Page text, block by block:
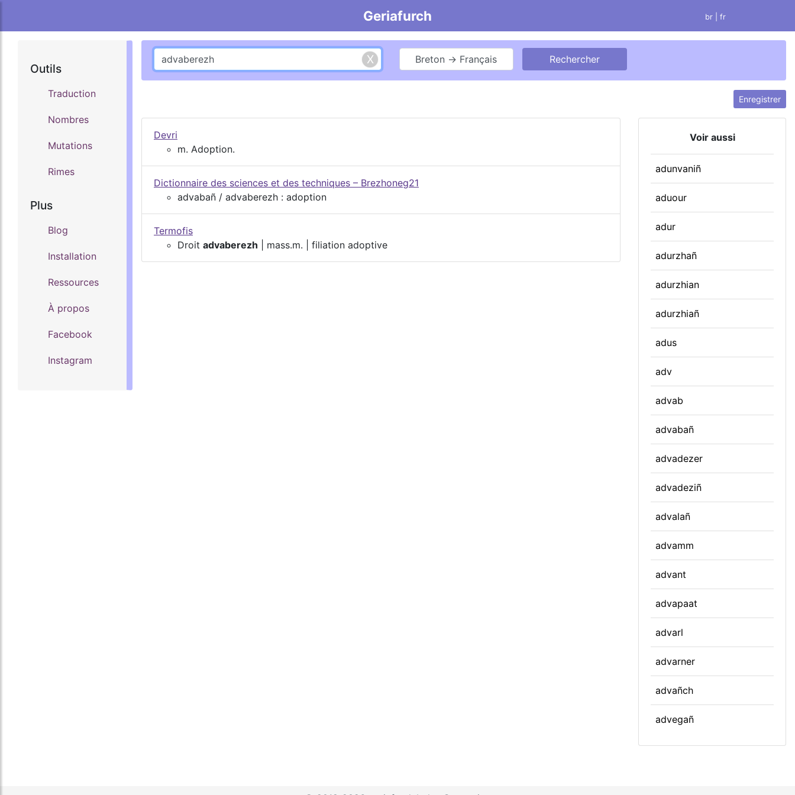
Geriafurch br | fr
Outils
Traduction
Nombres
Mutations
Rimes
Plus
Blog
Installation
Ressources
À propos
Facebook
Instagram
Breton → Français
Enregistrer
Devri
m. Adoption.
Dictionnaire des sciences et des techniques – Brezhoneg21
advabañ / advaberezh : adoption
Termofis
Droit advaberezh | mass.m. | filiation adoptive
Voir aussi
adunvaniñ
aduour
adur
adurzhañ
adurzhian
adurzhiañ
adus
adv
advab
advabañ
advadezer
advadeziñ
advalañ
advamm
advant
advapaat
advarl
advarner
advañch
advegañ